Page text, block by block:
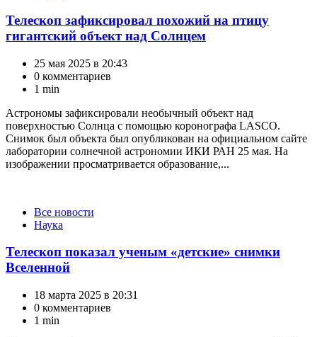
Телескоп зафиксировал похожий на птицу
гигантский объект над Солнцем
25 мая 2025 в 20:43
0 комментариев
1 min
Астрономы зафиксировали необычный объект над
поверхностью Солнца с помощью коронографа LASCO.
Снимок был объекта был опубликован на официальном сайте
лаборатории солнечной астрономии ИКИ РАН 25 мая. На
изображении просматривается образование,...
КатегорииВсе новости
Наука
Телескоп показал ученым «детские» снимки
Вселенной
18 марта 2025 в 20:31
0 комментариев
1 min